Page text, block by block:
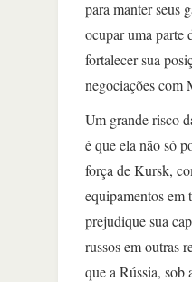
para manter seus
ocupar uma parte
fortalecer sua
negociações com
Um grande risco
é que ela não só
força de Kursk,
equipamentos em
prejudique sua
russos em outras
que a Rússia, sob